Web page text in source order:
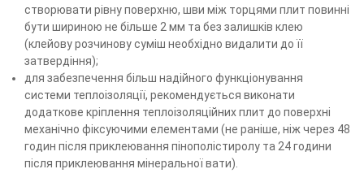
створювати рівну поверхню, шви між торцями плит повинні
бути шириною не більше 2 мм та без залишків клею
(клейову розчинову суміш необхідно видалити до її
затвердіння);
для забезпечення більш надійного функціонування
системи теплоізоляції, рекомендується виконати
додаткове кріплення теплоізоляційних плит до поверхні
механічно фіксуючими елементами (не раніше, ніж через 48
годин після приклеювання пінополістиролу та 24 години
після приклеювання мінеральної вати).